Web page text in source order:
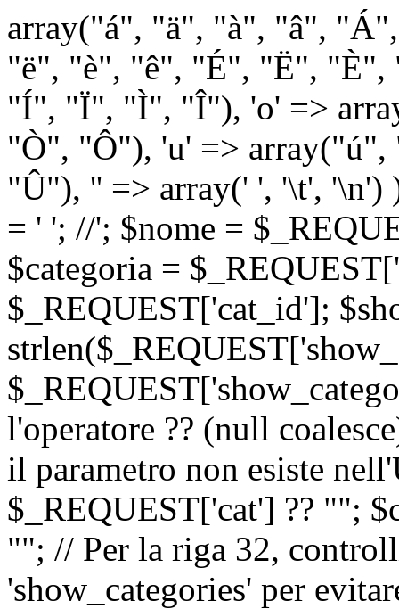
array("á", "ä", "à", "â",
"ë", "è", "ê", "É", "Ë",
"Í", "Ï", "Ì", "Î"), 'o' =>
"Ò", "Ô"), 'u' =>
"Û"), '' => array(' ', '\t',
= ' '; //'; $nome =
$categoria =
$_REQUEST['cat_id'];
l'operatore ?? (null
il parametro non esiste
$_REQUEST['cat'] ?? "";
""; // Per la riga 32,
'show_categories' per